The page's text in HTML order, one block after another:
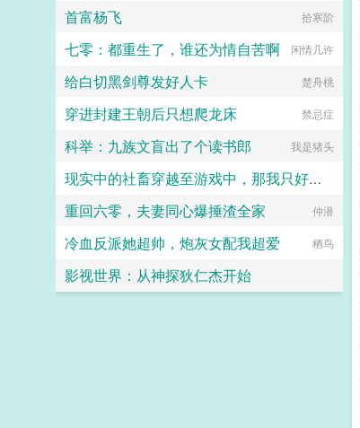
首富杨飞 拾寒阶
七零：都重生了，谁还为情自苦啊 闲情几许
给白切黑剑尊发好人卡 楚舟桃
穿进封建王朝后只想爬龙床 禁忌症
科举：九族文盲出了个读书郎 我是猪头
现实中的社畜穿越至游戏中，那我只好享受游戏了!
单宅说书
重回六零，夫妻同心爆捶渣全家 仲潜
冷血反派她超帅，炮灰女配我超爱 栖鸟
影视世界：从神探狄仁杰开始